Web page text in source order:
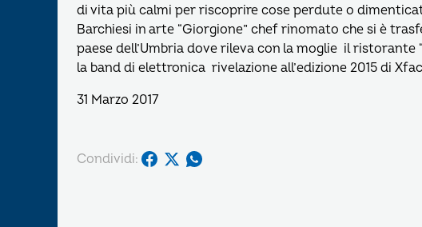
di vita più calmi per riscoprire cose perdute o
Barchiesi in arte “Giorgione” chef rinomato che si è
paese dell’Umbria dove rileva con la moglie il ristorante
la band di elettronica rivelazione all’edizione 2015 di
31 Marzo 2017
Condividi: